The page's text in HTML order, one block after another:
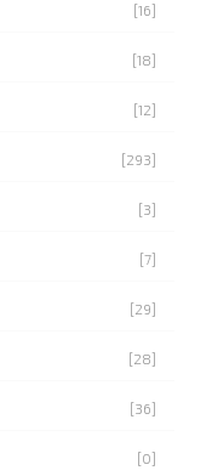
[16]
[18]
[12]
[293]
[3]
[7]
[29]
[28]
[36]
[0]